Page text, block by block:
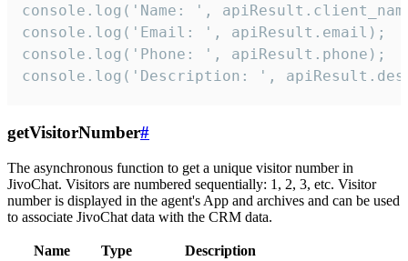
console.log('Name: ',
console.log('Email: ', apiResult.email);
console.log('Phone: ', apiResult.phone);
console.log('Description: ',
getVisitorNumber#
The asynchronous function to get a unique visitor number in
JivoChat. Visitors are numbered sequentially: 1, 2, 3, etc. Visitor
number is displayed in the agent's App and archives and can be used
to associate JivoChat data with the CRM data.
Name Type
Description